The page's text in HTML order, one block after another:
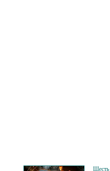
Шесть